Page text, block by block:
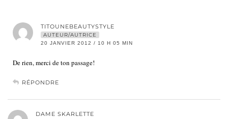
TITOUNEBEAUTYSTYLE
AUTEUR/AUTRICE
20 JANVIER 2012 / 10 H 05 MIN
De rien, merci de ton passage!
RÉPONDRE
DAME SKARLETTE